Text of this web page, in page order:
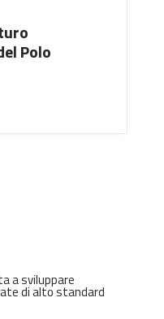
Polo
a sviluppare
di alto standard